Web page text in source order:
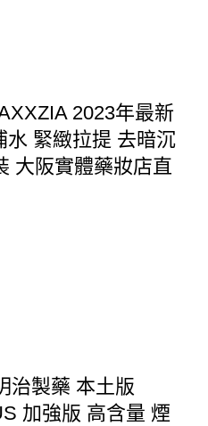
2023年最新
水 緊緻拉提 去暗沉
大阪實體藥妝店直
治製藥 本土版
加強版 高含量 煙